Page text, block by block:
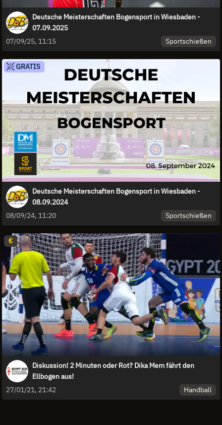
Deutsche Meisterschaften Bogensport in Wiesbaden -
07.09.2025
07/09/25, 11:15
Sportschießen
GRATIS
Deutsche Meisterschaften Bogensport in Wiesbaden -
08.09.2024
08/09/24, 11:20
Sportschießen
€
Diskussion! 2 Minuten oder Rot? Dika Mem fährt den
Ellbogen aus!
27/01/21, 21:42
Handball